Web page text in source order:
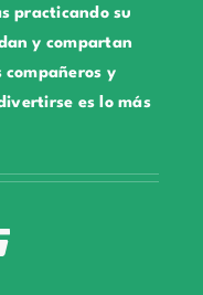
practicando su
y compartan
y
es lo más